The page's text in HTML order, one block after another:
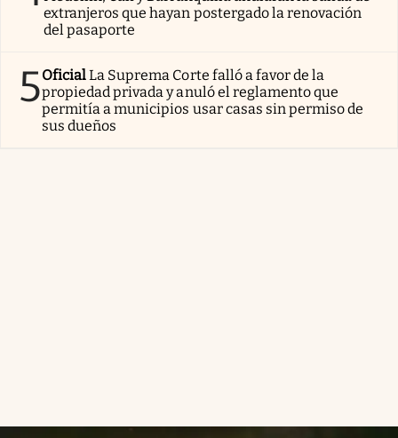
extranjeros que hayan postergado la renovación
del pasaporte
5OficialLa Suprema Corte falló a favor de la
propiedad privada y anuló el reglamento que
permitía a municipios usar casas sin permiso de
sus dueños